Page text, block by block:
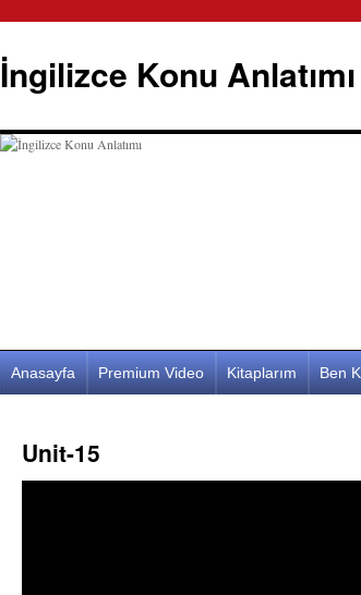
İngilizce Konu Anlatımı
İçeriğe
Anasayfa Premium Video Kitaplarım Ben
Unit-15